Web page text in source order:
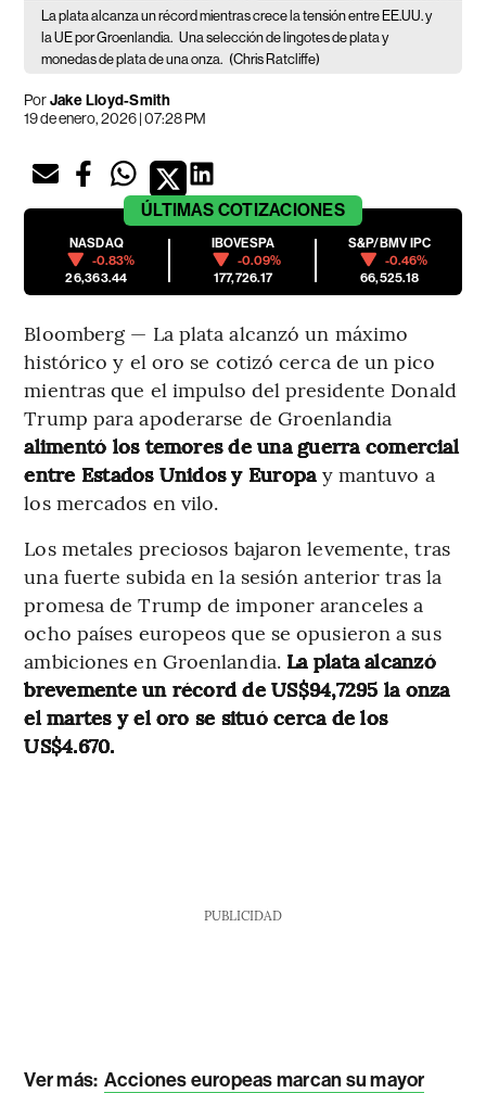
La plata alcanza un récord mientras crece la tensión entre EE.UU. y
la UE por Groenlandia. Una selección de lingotes de plata y
monedas de plata de una onza. (Chris Ratcliffe)
PorJake Lloyd-Smith
19 de enero, 2026 | 07:28 PM
ÚLTIMAS COTIZACIONES
NASDAQ
-0.83%
26,363.44
IBOVESPA
-0.09%
177,726.17
S&P/BMV IPC
-0.46%
66,525.18
Bloomberg — La plata alcanzó un máximo
histórico y el oro se cotizó cerca de un pico
mientras que el impulso del presidente Donald
Trump para apoderarse de Groenlandia
alimentó los temores de una guerra comercial
entre Estados Unidos y Europa y mantuvo a
los mercados en vilo.
Los metales preciosos bajaron levemente, tras
una fuerte subida en la sesión anterior tras la
promesa de Trump de imponer aranceles a
ocho países europeos que se opusieron a sus
ambiciones en Groenlandia. La plata alcanzó
brevemente un récord de US$94,7295 la onza
el martes y el oro se situó cerca de los
US$4.670.
PUBLICIDAD
Ver más: Acciones europeas marcan su mayor